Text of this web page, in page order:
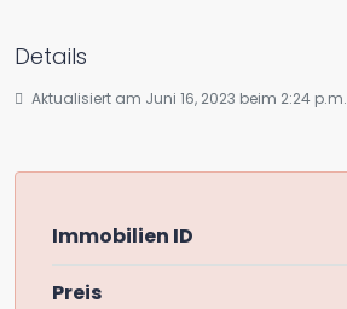
Details
Aktualisiert am Juni 16, 2023 beim 2:24 p.m.
Immobilien ID
Preis